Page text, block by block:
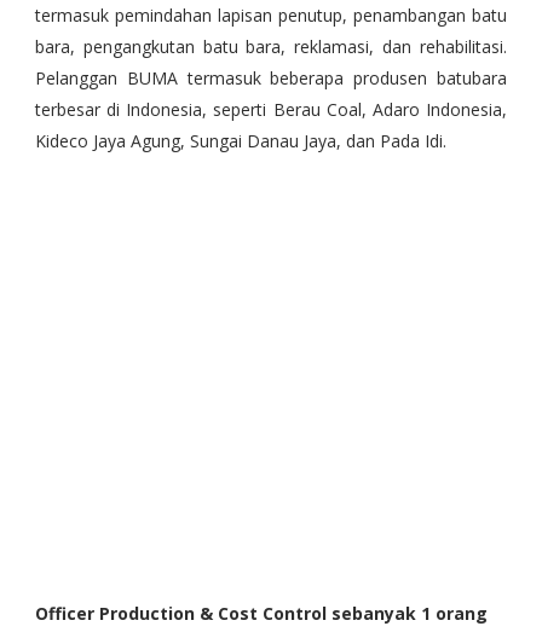
termasuk pemindahan lapisan penutup, penambangan batu
bara, pengangkutan batu bara, reklamasi, dan rehabilitasi.
Pelanggan BUMA termasuk beberapa produsen batubara
terbesar di Indonesia, seperti Berau Coal, Adaro Indonesia,
Kideco Jaya Agung, Sungai Danau Jaya, dan Pada Idi.
Officer Production & Cost Control sebanyak 1 orang